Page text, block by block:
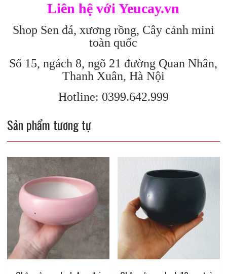
Liên hệ với Yeucay.vn
Shop Sen đá, xương rồng, Cây cảnh mini
toàn quốc
Số 15, ngách 8, ngõ 21 đường Quan Nhân,
Thanh Xuân, Hà Nội
Hotline: 0399.642.999
Sản phẩm tương tự